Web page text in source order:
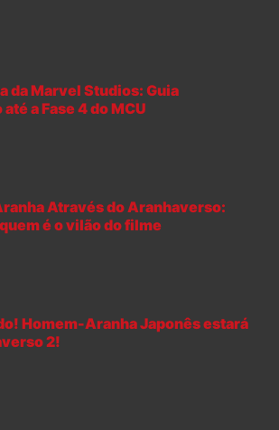
da Marvel Studios: Guia
a Fase 4 do MCU
Através do Aranhaverso:
é o vilão do filme
Homem-Aranha Japonês estará
2!